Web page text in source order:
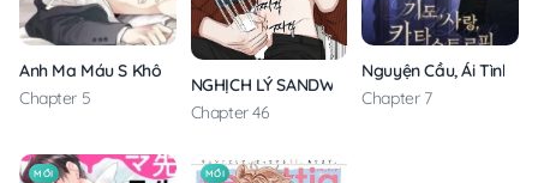
Anh Ma Máu S Không Cho Tôi Ngủ Yên
Chapter 5
NGHỊCH LÝ SANDWICH
Chapter 46
Nguyện Cầu, Ái Tình,
Chapter 7
MỚI MỚI